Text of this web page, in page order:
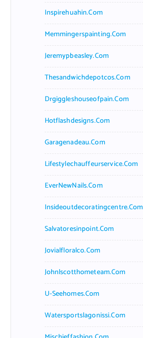
Inspirehuahin.com
Memmingerspainting.com
Jeremypbeasley.com
Thesandwichdepotcos.com
Drgiggleshouseofpain.com
Hotflashdesigns.com
Garagenadeau.com
Lifestylechauffeurservice.com
EverNewNails.com
Insideoutdecoratingcentre.com
Salvatoresinpoint.com
Jovialfloralco.com
Johnlscotthometeam.com
U-Seehomes.com
Watersportslagonissi.com